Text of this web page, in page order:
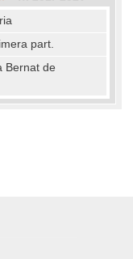
part.
Bernat de